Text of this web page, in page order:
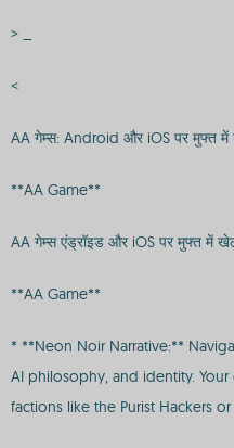
> _
<
AA गेम्स: Android और iOS पर मुफ्त
**AA Game**
AA गेम्स एंड्रॉइड और iOS पर मुफ्त में
**AA Game**
* **Neon Noir Narrative:**
AI philosophy, and identity.
factions like the Purist Hackers